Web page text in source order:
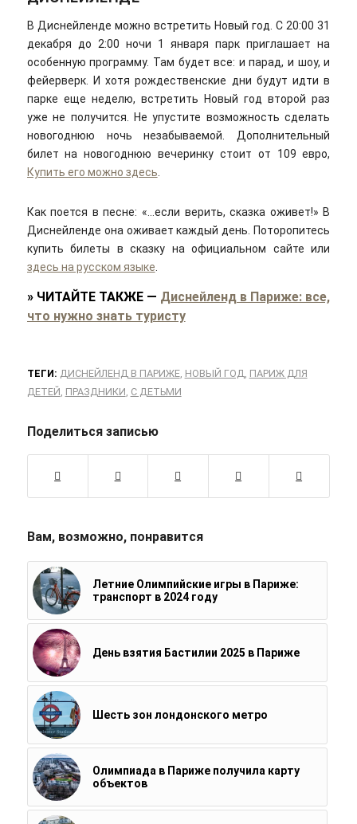
В Диснейленде можно встретить Новый год. С 20:00 31
декабря до 2:00 ночи 1 января парк приглашает на
особенную программу. Там будет все: и парад, и шоу, и
фейерверк. И хотя рождественские дни будут идти в
парке еще неделю, встретить Новый год второй раз
уже не получится. Не упустите возможность сделать
новогоднюю ночь незабываемой. Дополнительный
билет на новогоднюю вечеринку стоит от 109 евро,
Купить его можно здесь
Как поется в песне: «…если верить, сказка оживет!» В
Диснейленде она оживает каждый день. Поторопитесь
купить билеты в сказку на официальном сайте или
здесь на русском языке
» ЧИТАЙТЕ ТАКЖЕ— Диснейленд в Париже: все,
что нужно знать туристу
ТЕГИ: ДИСНЕЙЛЕНД В ПАРИЖЕ, НОВЫЙ ГОД, ПАРИЖ ДЛЯ
ДЕТЕЙ, ПРАЗДНИКИ, С ДЕТЬМИ
Поделиться записью
Вам, возможно, понравится
Летние Олимпийские игры в Париже:
транспорт в 2024 году
День взятия Бастилии 2025 в Париже
Шесть зон лондонского метро
Олимпиада в Париже получила карту
объектов